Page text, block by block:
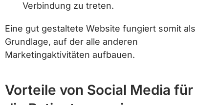
Verbindung zu treten.
Eine gut gestaltete Website fungiert somit als
Grundlage, auf der alle anderen
Marketingaktivitäten aufbauen.
Vorteile von Social Media für